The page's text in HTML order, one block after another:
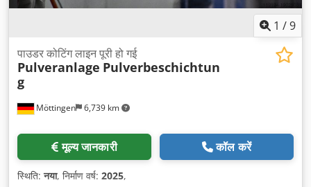
1 /9
Möttingen 6,739 km
पाउडर कोटिंग लाइन पूरी हो गई
Pulveranlage Pulverbeschichtun
g
मूल्य जानकारी कॉल करें
स्थिति:नया, निर्माण वर्ष: 2025,